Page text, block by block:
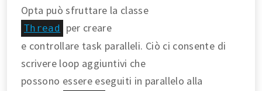
Opta può sfruttare la classe
Thread
per creare
e controllare task paralleli. Ciò ci consente di
scrivere loop aggiuntivi che
possono essere eseguiti in parallelo alla